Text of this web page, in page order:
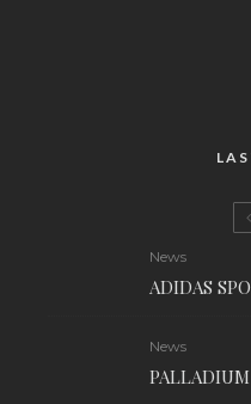
News
ADIDAS
News